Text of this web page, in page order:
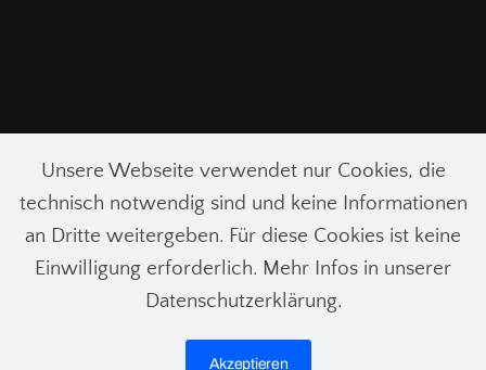
© COPYRIGHT 2025 Geschwister-Scholl-Gymnasium Wetter (Ruhr)
Unsere Webseite verwendet nur Cookies, die
technisch notwendig sind und keine Informationen
an Dritte weitergeben. Für diese Cookies ist keine
Einwilligung erforderlich. Mehr Infos in unserer
Datenschutzerklärung.
Akzeptieren